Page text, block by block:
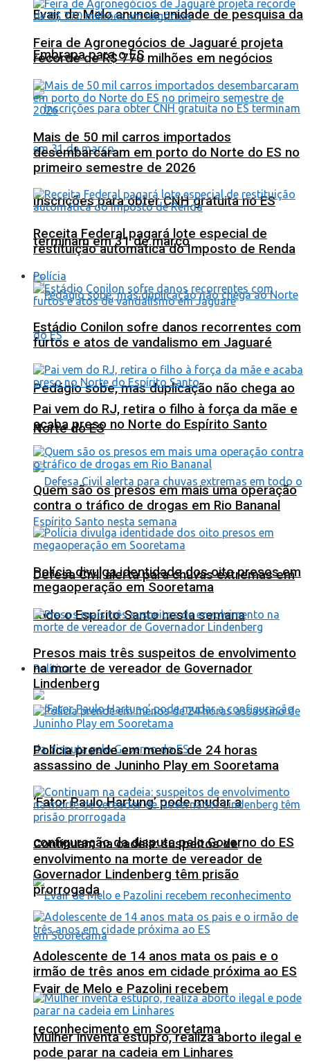
Evair de Melo anuncia unidade de pesquisa da
Embrapa para o ES
Inscrições para obter CNH gratuita no ES
terminam em 31 de março
Pedágio sobe, mas duplicação não chega ao
Norte do ES
Defesa Civil alerta para chuvas extremas em
todo o Espírito Santo nesta semana
Política
‘Fator Paulo Hartung’ pode mudar a
configuração da disputa pelo Governo do ES
Evair de Melo e Pazolini recebem
reconhecimento em Sooretama
Feira de Agronegócios de Jaguaré projeta
recorde de R$ 770 milhões em negócios
Mais de 50 mil carros importados
desembarcaram em porto do Norte do ES no
primeiro semestre de 2026
Receita Federal pagará lote especial de
restituição automática do Imposto de Renda
Polícia
Estádio Conilon sofre danos recorrentes com
furtos e atos de vandalismo em Jaguaré
Pai vem do RJ, retira o filho à força da mãe e
acaba preso no Norte do Espírito Santo
Quem são os presos em mais uma operação
contra o tráfico de drogas em Rio Bananal
Polícia divulga identidade dos oito presos em
megaoperação em Sooretama
Presos mais três suspeitos de envolvimento
na morte de vereador de Governador
Lindenberg
Polícia prende em menos de 24 horas
assassino de Juninho Play em Sooretama
Continuam na cadeia: suspeitos de
envolvimento na morte de vereador de
Governador Lindenberg têm prisão
prorrogada
Adolescente de 14 anos mata os pais e o
irmão de três anos em cidade próxima ao ES
Mulher inventa estupro, realiza aborto ilegal e
pode parar na cadeia em Linhares